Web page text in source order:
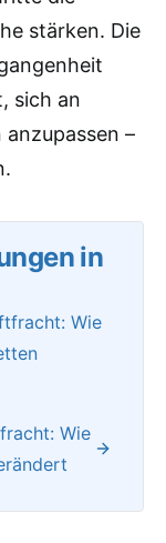
stärken. Die
sich an
–
in
Wie
Wie